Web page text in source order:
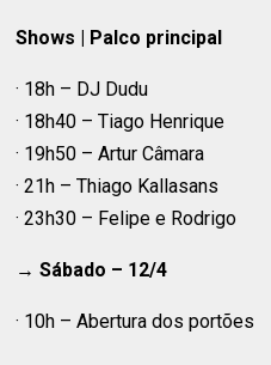
Shows | Palco principal
· 18h – DJ Dudu
· 18h40 – Tiago Henrique
· 19h50 – Artur Câmara
· 21h – Thiago Kallasans
· 23h30 – Felipe e Rodrigo
→ Sábado – 12/4
· 10h – Abertura dos portões